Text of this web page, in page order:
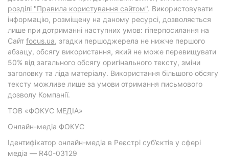
розділі "Правила користування сайтом". Використовувати
інформацію, розміщену на даному ресурсі, дозволяється
лише при дотриманні наступних умов: гіперпосилання на
Cайт focus.ua, згадки першоджерела не нижче першого
абзацу, обсягу використання, який не може перевищувати
50% від загального обсягу оригінального тексту, зміни
заголовку та ліда матеріалу. Використання більшого обсягу
тексту можливе лише за умови отримання письмового
дозволу Компанії.
ТОВ «ФОКУС МЕДІА»
Онлайн-медіа ФОКУС
Ідентифікатор онлайн-медіа в Реєстрі суб’єктів у сфері
медіа — R40-03129